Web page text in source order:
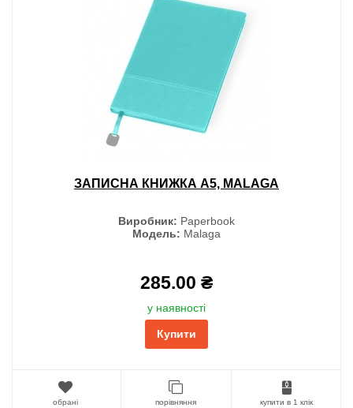
ЗАПИСНА КНИЖКА A5, MALAGA
Виробник: Paperbook
Модель: Malaga
285.00 ₴
у наявності
Купити
обрані порівняння купити в 1 клік